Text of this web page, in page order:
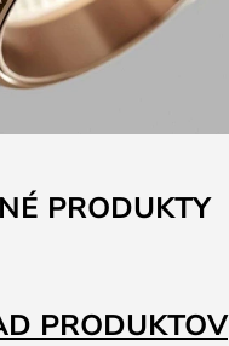
PRODUKTY
PRODUKTOV